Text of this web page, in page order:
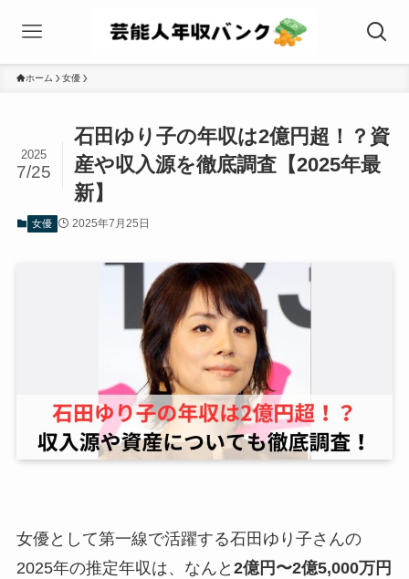
ホーム 女優
石田ゆり子の年収は2億円超！？資
産や収入源を徹底調査【2025年最
新】
2025
7/25
女優 2025年7月25日
女優として第一線で活躍する石田ゆり子さんの
2025年の推定年収は、なんと 2億円〜2億5,000万円